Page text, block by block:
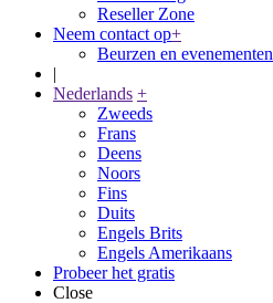
Reseller Zone
Neem contact op+
Beurzen en evenementen
|
Nederlands +
Zweeds
Frans
Deens
Noors
Fins
Duits
Engels Brits
Engels Amerikaans
Probeer het gratis
Close